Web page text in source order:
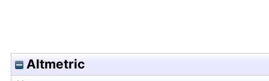
Altmetric